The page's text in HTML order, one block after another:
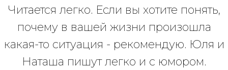
Читается легко. Если вы хотите понять,
почему в вашей жизни произошла
какая-то ситуация - рекомендую. Юля и
Наташа пишут легко и с юмором.